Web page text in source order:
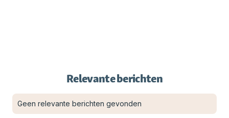
Relevante berichten
Geen relevante berichten gevonden